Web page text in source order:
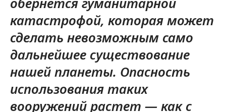
катастрофой, которая может
сделать невозможным само
дальнейшее существование
нашей планеты. Опасность
использования таких
вооружений растет — как с